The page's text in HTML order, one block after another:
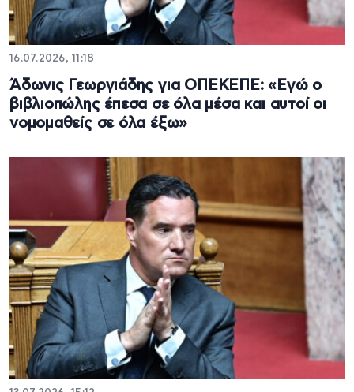
16.07.2026, 11:18
Άδωνις Γεωργιάδης για ΟΠΕΚΕΠΕ: «Εγώ ο
βιβλιοπώλης έπεσα σε όλα μέσα και αυτοί οι
νομομαθείς σε όλα έξω»